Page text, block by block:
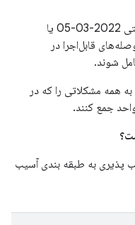
دستگاه‌هایی که از سطح وصله امنیتی 2022-03-05 یا
قابل‌اجرا در
شوند.
همه مشکلاتی را که در
جمع کنند.
پذیری به طبقه بندی آسیب